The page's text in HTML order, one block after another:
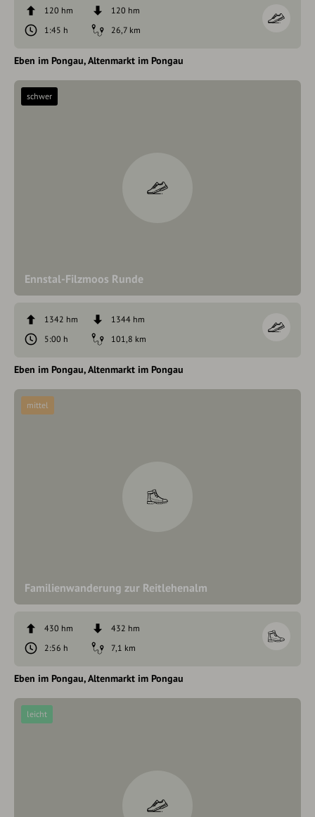
120 hm
120 hm
1:45 h
26,7 km
Eben im Pongau Altenmarkt im Pongau
Ennstal-Filzmoos Runde
schwer
1342 hm
1344 hm
5:00 h
101,8 km
Eben im Pongau Altenmarkt im Pongau
Familienwanderung zur Reitlehenalm
mittel
430 hm
432 hm
2:56 h
7,1 km
Eben im Pongau Altenmarkt im Pongau
leicht